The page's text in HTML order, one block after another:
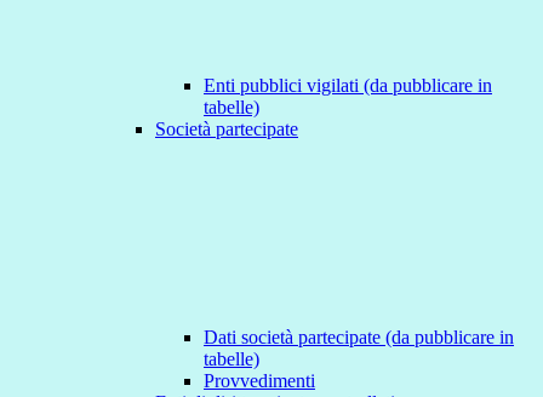
Enti pubblici vigilati (da pubblicare in
tabelle)
Società partecipate
Dati società partecipate (da pubblicare in
tabelle)
Provvedimenti